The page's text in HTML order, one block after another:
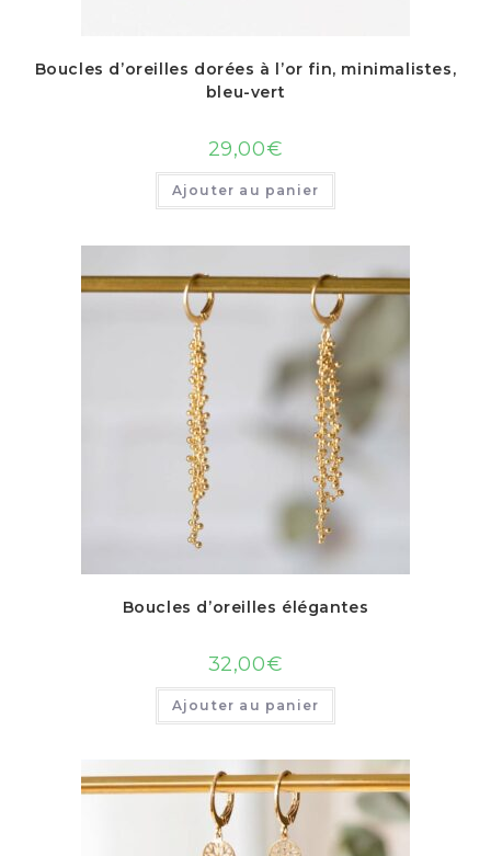
Boucles d’oreilles dorées à l’or fin, minimalistes,
bleu-vert
29,00€
Ajouter au panier
Boucles d’oreilles élégantes
32,00€
Ajouter au panier